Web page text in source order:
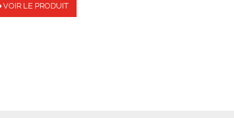
VOIR LE PRODUIT